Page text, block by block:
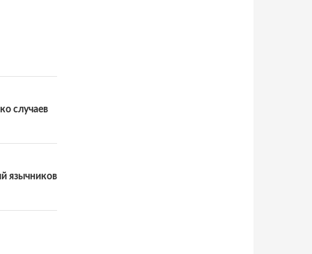
случаев
язычников